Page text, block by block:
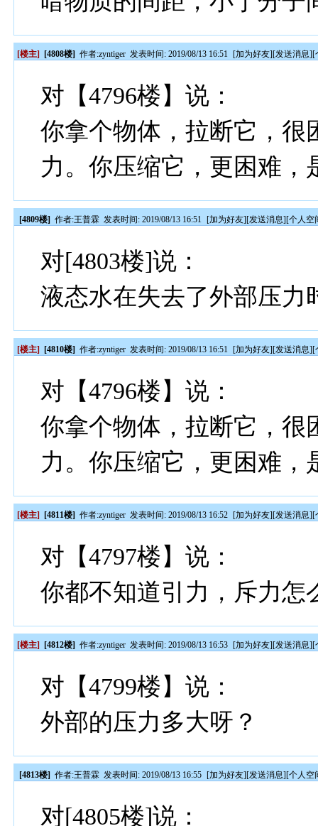
[楼主] [4808楼] 作者:zyntiger 发表时间: 2019/08/13 16:51 [加为好友][发送消息][
对【4796楼】说：
你拿个物体，拉断它，很
力。你压缩它，更困难，
[4809楼] 作者:王普霖 发表时间: 2019/08/13 16:51 [加为好友][发送消息][个人空
对[4803楼]说：
液态水在失去了外部压力
[楼主] [4810楼] 作者:zyntiger 发表时间: 2019/08/13 16:51 [加为好友][发送消息][
对【4796楼】说：
你拿个物体，拉断它，很
力。你压缩它，更困难，
[楼主] [4811楼] 作者:zyntiger 发表时间: 2019/08/13 16:52 [加为好友][发送消息][
对【4797楼】说：
你都不知道引力，斥力怎
[楼主] [4812楼] 作者:zyntiger 发表时间: 2019/08/13 16:53 [加为好友][发送消息][
对【4799楼】说：
外部的压力多大呀？
[4813楼] 作者:王普霖 发表时间: 2019/08/13 16:55 [加为好友][发送消息][个人空
对[4805楼]说：